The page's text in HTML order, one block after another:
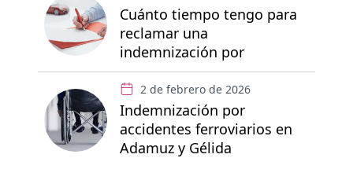
Cuánto tiempo tengo para
reclamar una
indemnización por
accidente de tráfico
2 de febrero de 2026
Indemnización por
accidentes ferroviarios en
Adamuz y Gélida